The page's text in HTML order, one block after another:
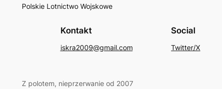
Polskie Lotnictwo Wojskowe
Kontakt
iskra2009@gmail.com
Social
Twitter/X
Z polotem, nieprzerwanie od 2007